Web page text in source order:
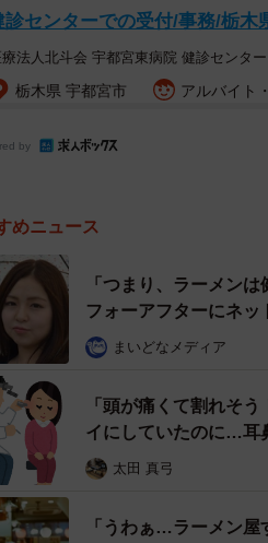
メンは悪者じゃない？カギ
研究を始めようと思われたきっ
で研究を始めました。
がありますが、これはなぜだと
以上ラーメンを食べていても、
亡リスクは上がっていないこ
や男性は1回で食べる量が多い
メンも食べ過ぎになりやすい
杯のラーメンの食べ方に問題が
メンで特に注意すべき成分は
診センターでの受付/事務/栃木
療法人北斗会 宇都宮東病院 健診センタ
栃木県 宇都宮市 アルバイト
by
めニュース
「つまり、ラーメン
フォーアフターにネッ
まいどなメディア
「頭が痛くて割れそ
イにしていたのに…耳
太田 真弓
「うわぁ…ラーメン